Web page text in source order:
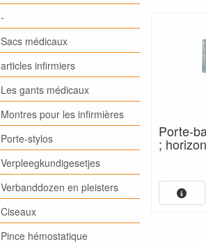
-
Sacs médicaux
articles infirmiers
Les gants médicaux
Montres pour les infirmières
Porte-stylos
Verpleegkundigesetjes
Verbanddozen en pleisters
Ciseaux
Pince hémostatique
Porte-
;